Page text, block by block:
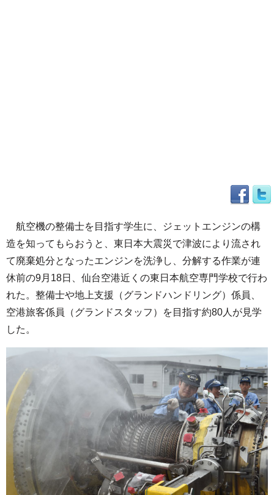
航空機の整備士を目指す学生に、ジェットエンジンの構
造を知ってもらおうと、東日本大震災で津波により流され
て廃棄処分となったエンジンを洗浄し、分解する作業が連
休前の9月18日、仙台空港近くの東日本航空専門学校で行わ
れた。整備士や地上支援（グランドハンドリング）係員、
空港旅客係員（グランドスタッフ）を目指す約80人が見学
した。